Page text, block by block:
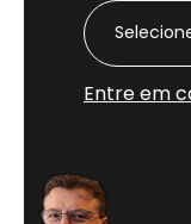
Entre em